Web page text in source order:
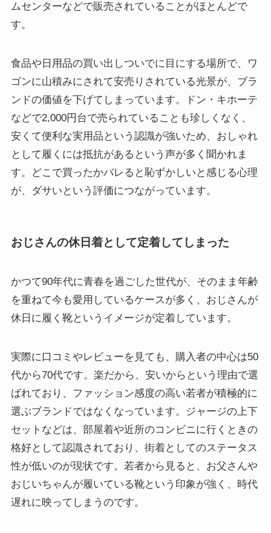
ムセンターなどで販売されていることがほとんどで
す。
食品や日用品の買い出しついでに目にする場所で、ワ
ゴンに山積みにされて安売りされている光景が、ブラ
ンドの価値を下げてしまっています。ドン・キホーテ
などで2,000円台で売られていることも珍しくなく、
安くて便利な実用品という認識が強いため、おしゃれ
として履くには抵抗があるという声が多く聞かれま
す。どこで買ったかバレると恥ずかしいと感じる心理
が、ダサいという評価につながっています。
おじさんの休日着として定着してしまった
かつて90年代に青春を過ごした世代が、そのまま年齢
を重ねて今も愛用しているケースが多く、おじさんが
休日に履く靴というイメージが定着しています。
実際に口コミやレビューを見ても、購入者の中心は50
代から70代です。楽だから、安いからという理由で選
ばれており、ファッション感度の高い若者が積極的に
選ぶブランドではなくなっています。ジャージの上下
セットなどは、部屋着や近所のコンビニに行くときの
格好として認識されており、街着としてのステータス
性が低いのが現状です。若者から見ると、お父さんや
おじいちゃんが履いている靴という印象が強く、時代
遅れに映ってしまうのです。